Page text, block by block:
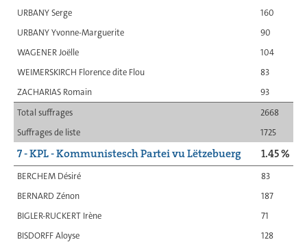
URBANY Serge
160
URBANY Yvonne-Marguerite
90
WAGENER Joëlle
104
WEIMERSKIRCH Florence dite Flou
83
ZACHARIAS Romain
93
Total suffrages
2668
Suffrages de liste
1725
7 - KPL - Kommunistesch Partei vu Lëtzebuerg 1.45 %
BERCHEM Désiré
83
BERNARD Zénon
187
BIGLER-RUCKERT Irène
71
BISDORFF Aloyse
128